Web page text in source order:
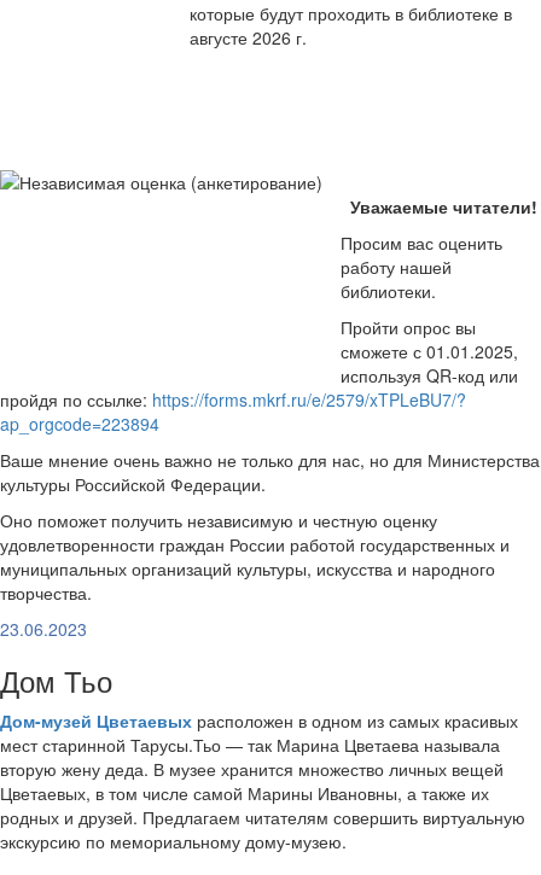
которые будут проходить в библиотеке в
августе 2026 г.
Уважаемые читатели!
Просим вас оценить
работу нашей
библиотеки.
Пройти опрос вы
сможете с 01.01.2025,
используя QR-код или
пройдя по ссылке: https://forms.mkrf.ru/e/2579/xTPLeBU7/?
ap_orgcode=223894
Ваше мнение очень важно не только для нас, но для Министерства
культуры Российской Федерации.
Оно поможет получить независимую и честную оценку
удовлетворенности граждан России работой государственных и
муниципальных организаций культуры, искусства и народного
творчества.
23.06.2023
Дом Тьо
Дом-музей Цветаевых расположен в одном из самых красивых
мест старинной Тарусы.Тьо — так Марина Цветаева называла
вторую жену деда. В музее хранится множество личных вещей
Цветаевых, в том числе самой Марины Ивановны, а также их
родных и друзей. Предлагаем читателям совершить виртуальную
экскурсию по мемориальному дому-музею.